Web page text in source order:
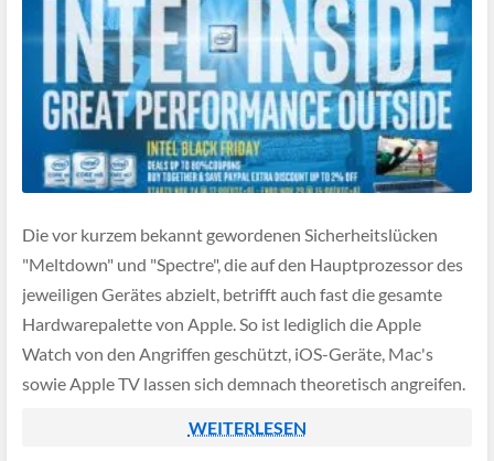
Die vor kurzem bekannt gewordenen Sicherheitslücken
"Meltdown" und "Spectre", die auf den Hauptprozessor des
jeweiligen Gerätes abzielt, betrifft auch fast die gesamte
Hardwarepalette von Apple. So ist lediglich die Apple
Watch von den Angriffen geschützt, iOS-Geräte, Mac's
sowie Apple TV lassen sich demnach theoretisch angreifen.
WEITERLESEN